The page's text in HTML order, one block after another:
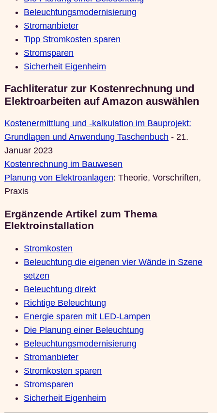
Beleuchtungsmodernisierung
Stromanbieter
Tipp Stromkosten sparen
Stromsparen
Sicherheit Eigenheim
Fachliteratur zur Kostenrechnung und
Elektroarbeiten auf Amazon auswählen
Kostenermittlung und -kalkulation im Bauprojekt:
Grundlagen und Anwendung Taschenbuch - 21.
Januar 2023
Kostenrechnung im Bauwesen
Planung von Elektroanlagen: Theorie, Vorschriften,
Praxis
Ergänzende Artikel zum Thema
Elektroinstallation
Stromkosten
Beleuchtung die eigenen vier Wände in Szene
setzen
Beleuchtung direkt
Richtige Beleuchtung
Energie sparen mit LED-Lampen
Die Planung einer Beleuchtung
Beleuchtungsmodernisierung
Stromanbieter
Stromkosten sparen
Stromsparen
Sicherheit Eigenheim